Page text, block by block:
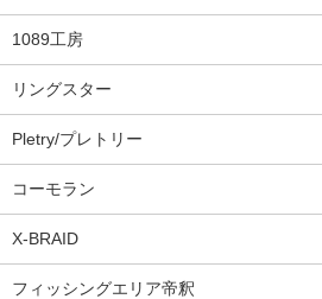
1089工房
リングスター
Pletry/プレトリー
コーモラン
X-BRAID
フィッシングエリア帝釈